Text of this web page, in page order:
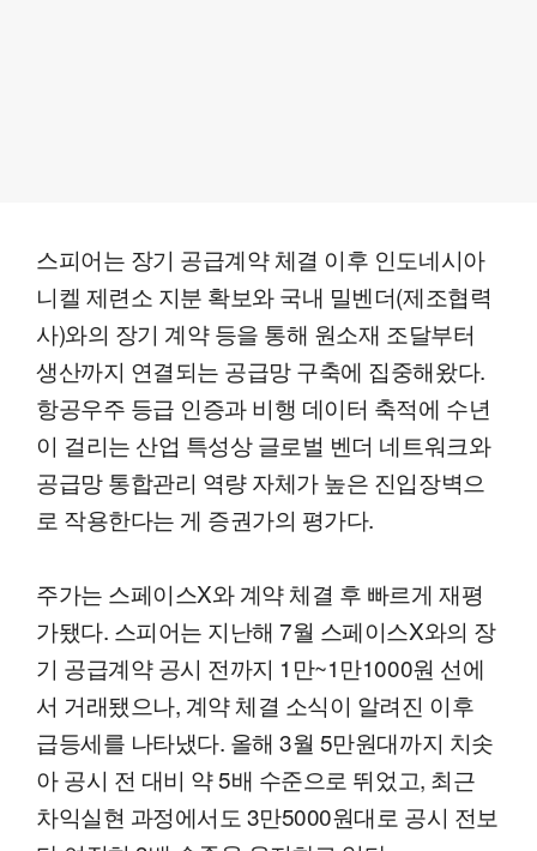
스피어는 장기 공급계약 체결 이후 인도네시아
니켈 제련소 지분 확보와 국내 밀벤더(제조협력
사)와의 장기 계약 등을 통해 원소재 조달부터
생산까지 연결되는 공급망 구축에 집중해왔다.
항공우주 등급 인증과 비행 데이터 축적에 수년
이 걸리는 산업 특성상 글로벌 벤더 네트워크와
공급망 통합관리 역량 자체가 높은 진입장벽으
로 작용한다는 게 증권가의 평가다.
주가는 스페이스X와 계약 체결 후 빠르게 재평
가됐다. 스피어는 지난해 7월 스페이스X와의 장
기 공급계약 공시 전까지 1만~1만1000원 선에
서 거래됐으나, 계약 체결 소식이 알려진 이후
급등세를 나타냈다. 올해 3월 5만원대까지 치솟
아 공시 전 대비 약 5배 수준으로 뛰었고, 최근
차익실현 과정에서도 3만5000원대로 공시 전보